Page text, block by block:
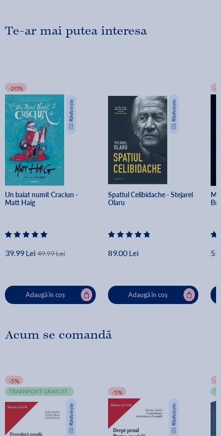
Te-ar mai putea interesa
-20%
Un baiat numit Craciun -
Matt Haig
39.99 Lei 49.99 Lei
Adaugă în coș
Spatiul Celibidache - Stejarel
Olaru
89.00 Lei
Adaugă în coș
-
Acum se comandă
-5%
TRANSPORT GRATUIT
-5%
-